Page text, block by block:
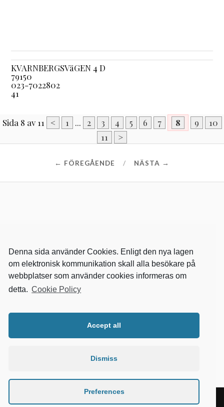
KVARNBERGSVäGEN 4 D
79150
023-7022802
41
Sida 8 av 11 < 1 ... 2 3 4 5 6 7 8 9
10
11
>
← FÖREGÅENDE NÄSTA →
Denna sida använder Cookies. Enligt den nya lagen
om elektronisk kommunikation skall alla besökare på
webbplatser som använder cookies informeras om
detta. Cookie Policy
Accept all
Dismiss
Preferences